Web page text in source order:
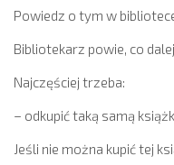
Powiedz o tym w
Bibliotekarz powie, co
Najczęściej trzeba:
– odkupić taką samą
Jeśli nie można kupić tej